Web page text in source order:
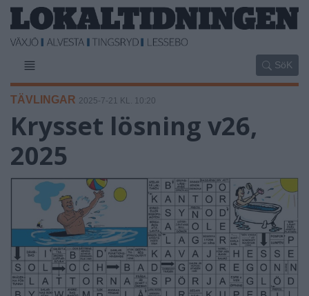
SöK
TÄVLINGAR 2025-7-21 KL. 10:20
Krysset lösning v26,
2025